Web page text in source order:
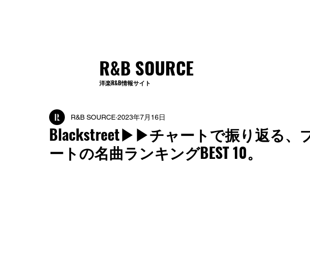
R&B SOURCE
洋楽R&B情報サイト
Blackstreet▶︎▶︎チャートで振り返る、
ートの名曲ランキングBEST 10。
R&B SOURCE 2023年7月16日